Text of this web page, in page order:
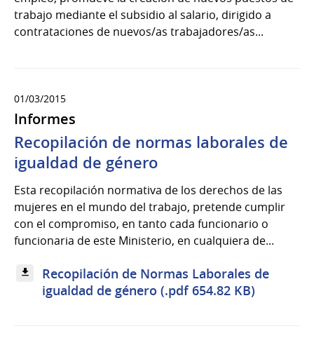
trabajo mediante el subsidio al salario, dirigido a
contrataciones de nuevos/as trabajadores/as...
01/03/2015
Informes
Recopilación de normas laborales de
igualdad de género
Esta recopilación normativa de los derechos de las
mujeres en el mundo del trabajo, pretende cumplir
con el compromiso, en tanto cada funcionario o
funcionaria de este Ministerio, en cualquiera de...
Recopilación de Normas Laborales de
igualdad de género (.pdf 654.82 KB)